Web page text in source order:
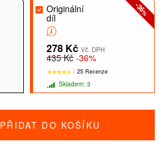
-36
%
Originální
díl
278 Kč Vč. DPH
435 Kč -36%
★★★★★
★★★★★
25 Recenze
Skladem: 3
PŘIDAT DO KOŠÍKU